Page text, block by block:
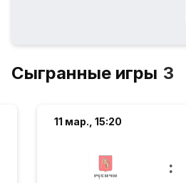
Сыгранные игры 3
11 мар., 15:20
: